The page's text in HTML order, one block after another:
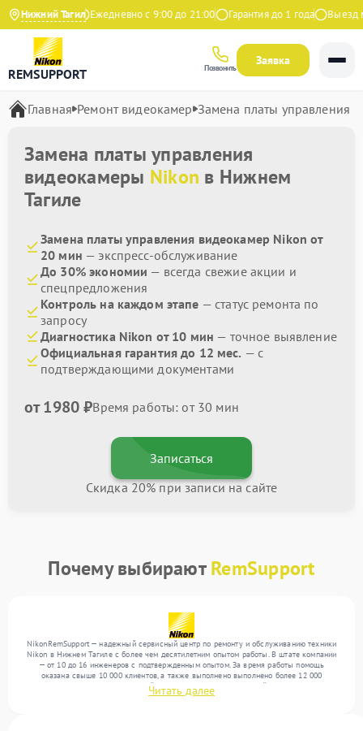
Нижний Тагил
4.9 на Яндекс Ежедневно с 9:00 до 21:00 Гарантия до 1 года Выезд
REMSUPPORT Позвонить
Заявка
Главная Ремонт видеокамер Замена платы управления
Замена платы управления
видеокамеры Nikon в Нижнем
Тагиле
Замена платы управления видеокамер Nikon от
20 мин — экспресс-обслуживание
До 30% экономии — всегда свежие акции и
спецпредложения
Контроль на каждом этапе — статус ремонта по
запросу
Диагностика Nikon от 10 мин — точное выявление
Официальная гарантия до 12 мес. — с
подтверждающими документами
от 1980 ₽Время работы: от 30 мин
Записаться
Скидка 20% при записи на сайте
Почему выбираютRemSupport
NikonRemSupport — надежный сервисный центр по ремонту и обслуживанию техники
Nikon в Нижнем Тагиле с более чем десятилетним опытом работы. В штате компании
— от 10 до 16 инженеров с подтвержденным опытом. За время работы помощь
оказана свыше 10 000 клиентов, а также выполнено выполнено более 12 000
ремонтов. Ежемесячно в сервисный центр поступает от 300 устройств, включая , , . Мы
выполняем ремонт различного уровня сложности и предлагаем стабильный уровень
Читать далее